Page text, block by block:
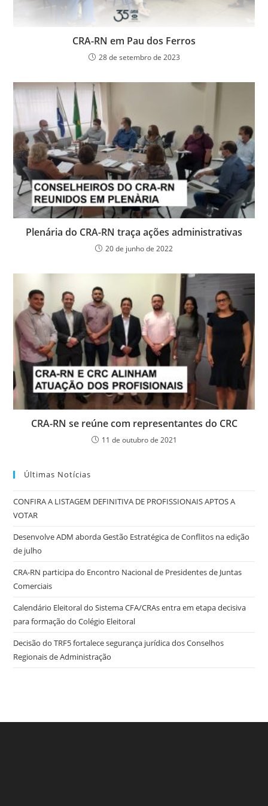
CRA-RN em Pau dos Ferros
28 de setembro de 2023
Plenária do CRA-RN traça ações administrativas
20 de junho de 2022
CRA-RN se reúne com representantes do CRC
11 de outubro de 2021
Últimas Notícias
CONFIRA A LISTAGEM DEFINITIVA DE PROFISSIONAIS APTOS A
VOTAR
Desenvolve ADM aborda Gestão Estratégica de Conflitos na edição
de julho
CRA-RN participa do Encontro Nacional de Presidentes de Juntas
Comerciais
Calendário Eleitoral do Sistema CFA/CRAs entra em etapa decisiva
para formação do Colégio Eleitoral
Decisão do TRF5 fortalece segurança jurídica dos Conselhos
Regionais de Administração